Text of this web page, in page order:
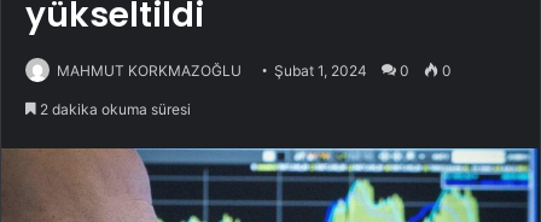
yükseltildi
MAHMUT KORKMAZOĞLU Şubat 1, 2024 0 0
2 dakika okuma süresi